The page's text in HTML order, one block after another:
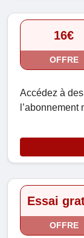
16€
OFFRE
Accédez à
Essai
OFFRE